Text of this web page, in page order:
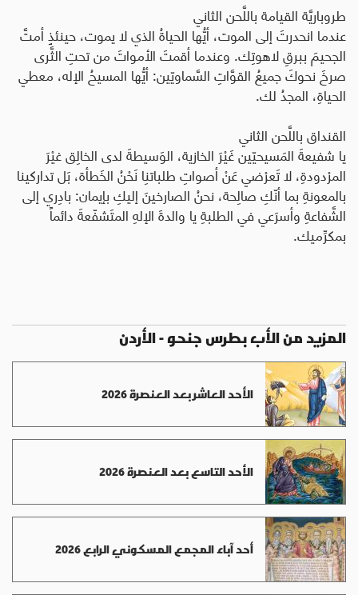
طروباريَّة القيامة باللَّحن الثاني
عندما انحدرتَ إلى الموت، أيُّها الحياةُ الذي لا يموت، حينئذٍ أمتَّ
الجحيمَ ببرقِ لاهوتِك. وعندما أقمتَ الأمواتَ من تحتِ الثَّرى
صرخَ نحوكَ جميعُ القوَّاتِ السَّماويّين: أيُّها المسيحُ الإله، معطي
الحياةِ، المجدُ لك.
القنداق باللَّحن الثاني
يا شفيعةَ المَسيحيّين غَيْرَ الخازية، الوَسيطةَ لدى الخالِق غيْرَ
المرْدودةِ، لا تَعرْضي عَنْ أصواتِ طلباتنِا نَحْنُ الخَطأة، بَل تداركينا
بالمعونةِ بما أنّكِ صالِحة، نحنُ الصارخينَ إليكِ بإيمان: بادِري إلى
الشَّفاعةِ وأسرَعي في الطلبةِ يا والدةَ الإلهِ المتَشفّعةَ دائماً
بمكرِّميك.
المزيد من الأب بطرس جنحو - الأردن
الأحد العاشر بعد العنصرة 2026
الأحد التاسع بعد العنصرة 2026
أحد آباء المجمع المسكوني الرابع 2026